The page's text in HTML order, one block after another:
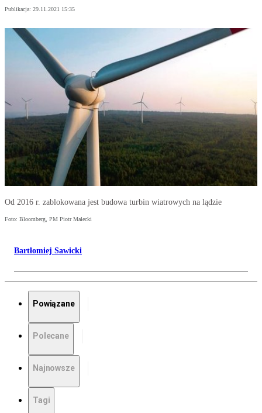
Publikacja: 29.11.2021 15:35
Od 2016 r. zablokowana jest budowa turbin wiatrowych na lądzie
Foto: Bloomberg, PM Piotr Małecki
Bartłomiej Sawicki
Powiązane
Polecane
Najnowsze
Tagi